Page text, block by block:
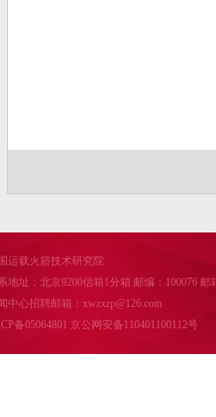
运载火箭技术研究院
地址：北京9200信箱1分箱 邮编：100076 邮
中心招聘邮箱：xwzxzp@126.com
备05064801 京公网安备110401100112号